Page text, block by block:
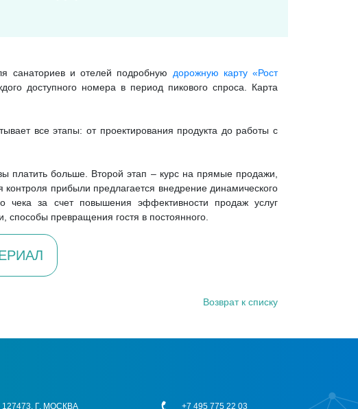
санаториев и отелей подробную дорожную карту «Рост
доступного номера в период пикового спроса. Карта
все этапы: от проектирования продукта до работы с
платить больше. Второй этап – курс на прямые продажи,
прибыли предлагается внедрение динамического
чека за счет повышения эффективности продаж услуг
превращения гостя в постоянного.
Возврат к списку
127473, Г. МОСКВА +7 495 775 22 03